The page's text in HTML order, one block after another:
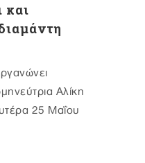
και
Αλίκη
25 Μαΐου